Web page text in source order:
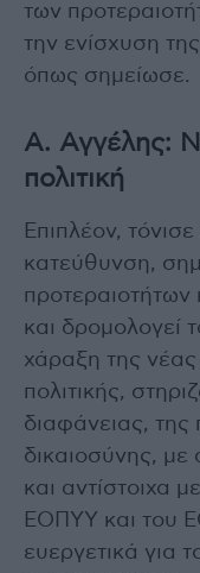
των
την ενίσχυση
όπως σημείωσε.
Α. Αγγέλης:
πολιτική
Επιπλέον,
κατεύθυνση,
προτεραιοτήτων
και δρομολογεί
χάραξη της
πολιτικής,
διαφάνειας, της
δικαιοσύνης,
και αντίστοιχα
ΕΟΠΥΥ και του
ευεργετικά για